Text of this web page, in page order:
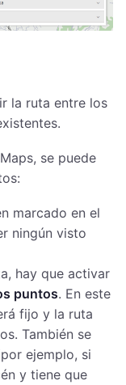
la ruta entre los
se puede
marcado en el
ningún visto
hay que activar
puntos. En este
fijo y la ruta
También se
ejemplo, si
y tiene que